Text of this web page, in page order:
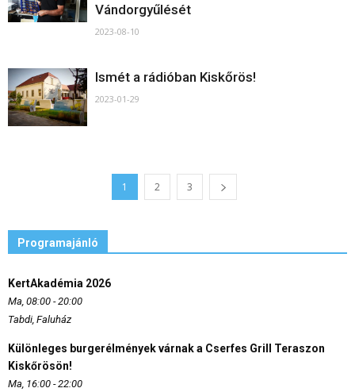
Vándorgyűlését
2023-08-10
Ismét a rádióban Kiskőrös!
2023-01-29
1 2 3
Programajánló
KertAkadémia 2026
Ma, 08:00 - 20:00
Tabdi, Faluház
Különleges burgerélmények várnak a Cserfes Grill Teraszon
Kiskőrösön!
Ma, 16:00 - 22:00